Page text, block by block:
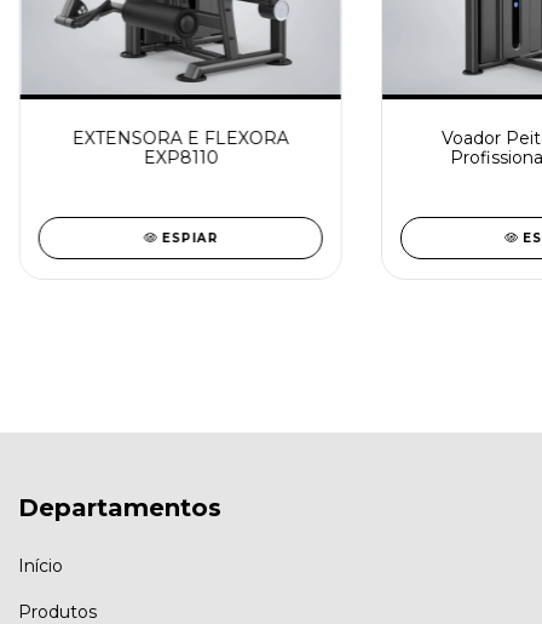
EXTENSORA E FLEXORA
EXP8110
ESPIAR
Voador
Departamentos
Início
Produtos